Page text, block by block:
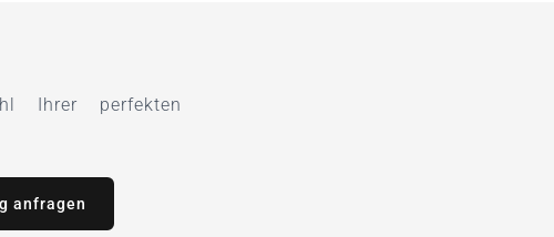
Ihrer perfekten
anfragen